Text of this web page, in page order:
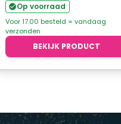
tot
€5,95
Op voorraad
Voor 17.00 besteld = vandaag
verzonden
BEKIJK PRODUCT